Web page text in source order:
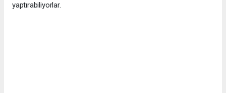
yaptırabiliyorlar.